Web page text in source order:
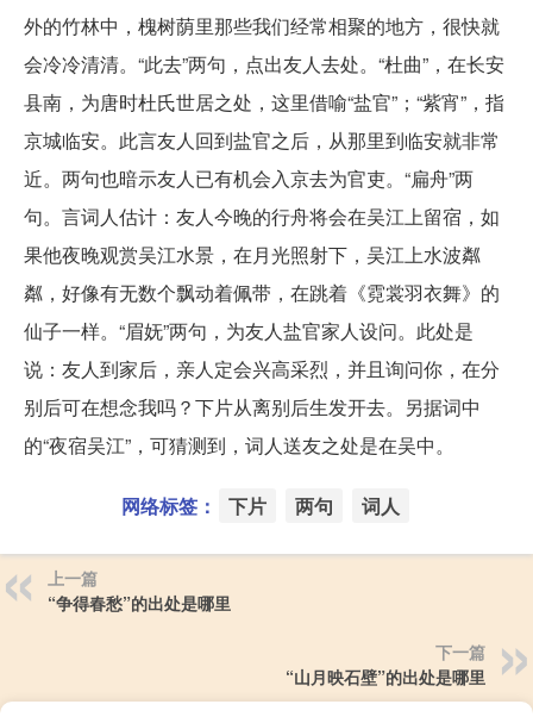
外的竹林中，槐树荫里那些我们经常相聚的地方，很快就
会冷冷清清。“此去”两句，点出友人去处。“杜曲”，在长安
县南，为唐时杜氏世居之处，这里借喻“盐官”；“紫宵”，指
京城临安。此言友人回到盐官之后，从那里到临安就非常
近。两句也暗示友人已有机会入京去为官吏。“扁舟”两
句。言词人估计：友人今晚的行舟将会在吴江上留宿，如
果他夜晚观赏吴江水景，在月光照射下，吴江上水波粼
粼，好像有无数个飘动着佩带，在跳着《霓裳羽衣舞》的
仙子一样。“眉妩”两句，为友人盐官家人设问。此处是
说：友人到家后，亲人定会兴高采烈，并且询问你，在分
别后可在想念我吗？下片从离别后生发开去。另据词中
的“夜宿吴江”，可猜测到，词人送友之处是在吴中。
网络标签： 下片 两句 词人
上一篇
“争得春愁”的出处是哪里
下一篇
“山月映石壁”的出处是哪里